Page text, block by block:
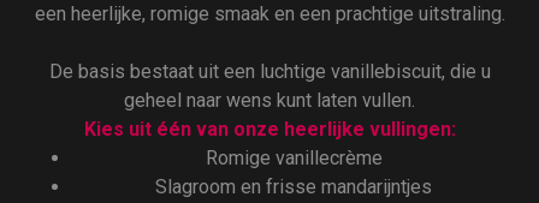
een heerlijke, romige smaak en een prachtige uitstraling.
De basis bestaat uit een luchtige vanillebiscuit, die u
geheel naar wens kunt laten vullen.
Kies uit één van onze heerlijke vullingen:
Romige vanillecrème
Slagroom en frisse mandarijntjes